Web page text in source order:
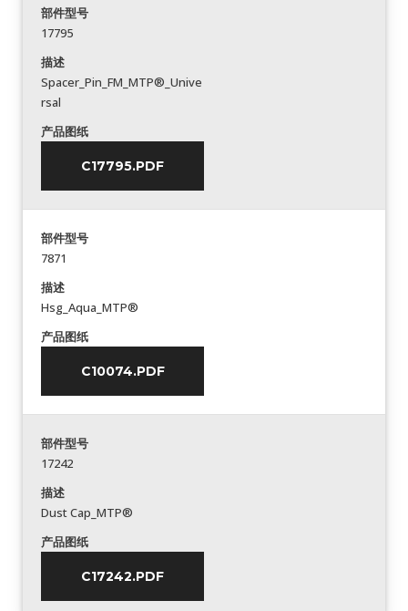
部件型号
17795
描述
Spacer_Pin_FM_MTP®_Unive
rsal
产品图纸
C17795.PDF
部件型号
7871
描述
Hsg_Aqua_MTP®
产品图纸
C10074.PDF
部件型号
17242
描述
Dust Cap_MTP®
产品图纸
C17242.PDF